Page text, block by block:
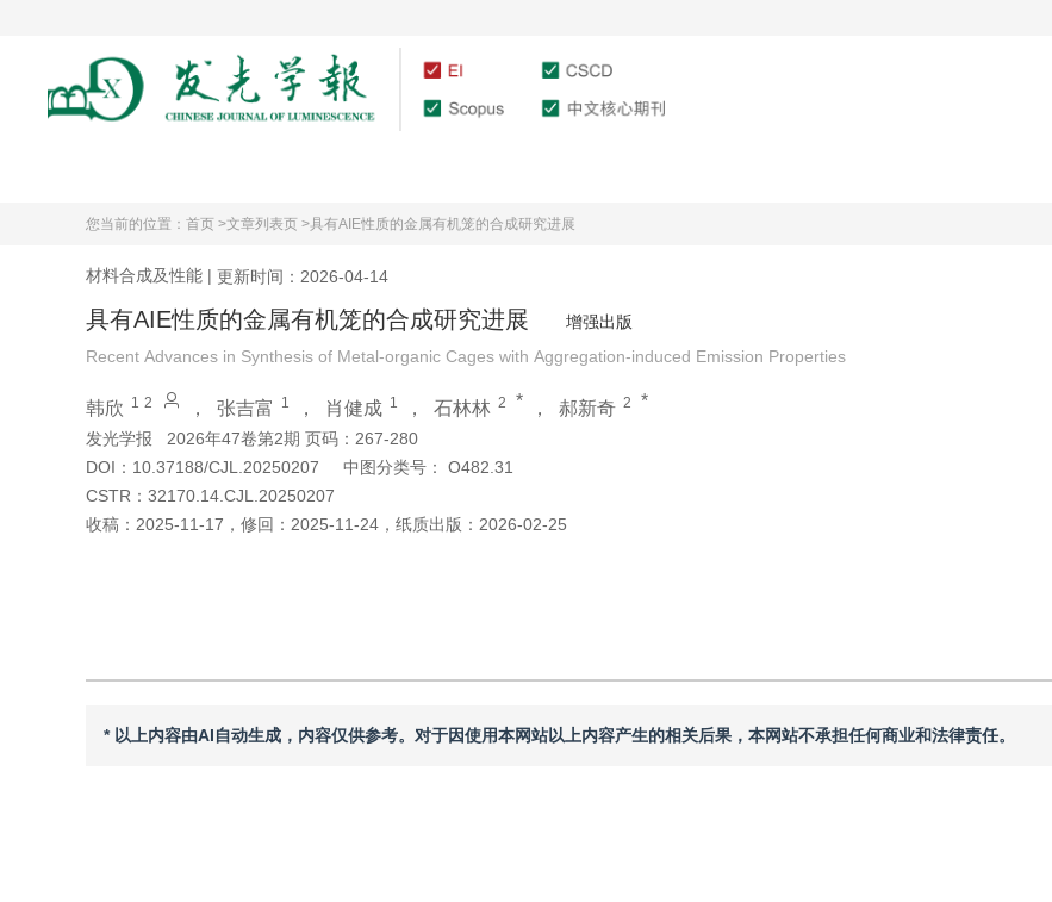
您当前的位置： 首页 >文章列表页 >具有AIE性质的金属有机笼的合成研究进展
材料合成及性能 | 更新时间：2026-04-14
具有AIE性质的金属有机笼的合成研究进展
增强出版
Recent Advances in Synthesis of Metal-organic Cages with Aggregation-induced Emission Properties
韩欣 1 2 ， 张吉富 1 ， 肖健成 1 ， 石林林 2 * ， 郝新奇 2 *
发光学报
2026年47卷第2期 页码：267-280
DOI： 10.37188/CJL.20250207 中图分类号：
O482.31
CSTR： 32170.14.CJL.20250207
收稿： 2025-11-17 ， 修回： 2025-11-24 ， 纸质出版： 2026-02-25
* 以上内容由AI自动生成，内容仅供参考。对于因使用本网站以上内容产生的相关后果，本网站不承担任何商业和法律责任。